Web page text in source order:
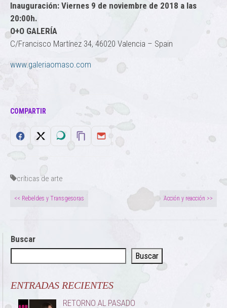
Inauguración: Viernes 9 de noviembre de 2018 a las
20:00h.
O+O GALERÍA
C/Francisco Martínez 34, 46020 Valencia – Spain
www.galeriaomaso.com
COMPARTIR
críticas de arte
<< Rebeldes y Transgesoras Acción y reacción >>
Buscar
Buscar
ENTRADAS RECIENTES
RETORNO AL PASADO